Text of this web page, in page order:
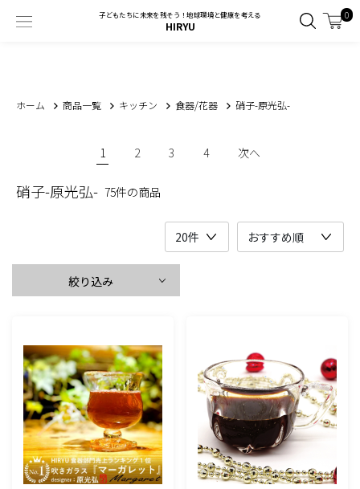
子どもたちに未来を残そう！地球環境と健康を考える
HIRYU
0
ホーム 商品一覧 キッチン 食器/花器 硝子-原光弘-
1 2 3 4 次へ
硝子-原光弘- 75件の商品
絞り込み